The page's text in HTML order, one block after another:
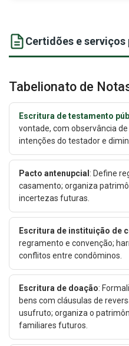
Certidões e serviços
Tabelionato de
Escritura de testamento
vontade, com observância
intenções do testador e
Pacto antenupcial : Define
casamento; organiza
incertezas futuras.
Escritura de instituição de
regramento e convenção;
conflitos entre condôminos.
Escritura de doação:
bens com cláusulas de
usufruto; organiza o
familiares futuros.